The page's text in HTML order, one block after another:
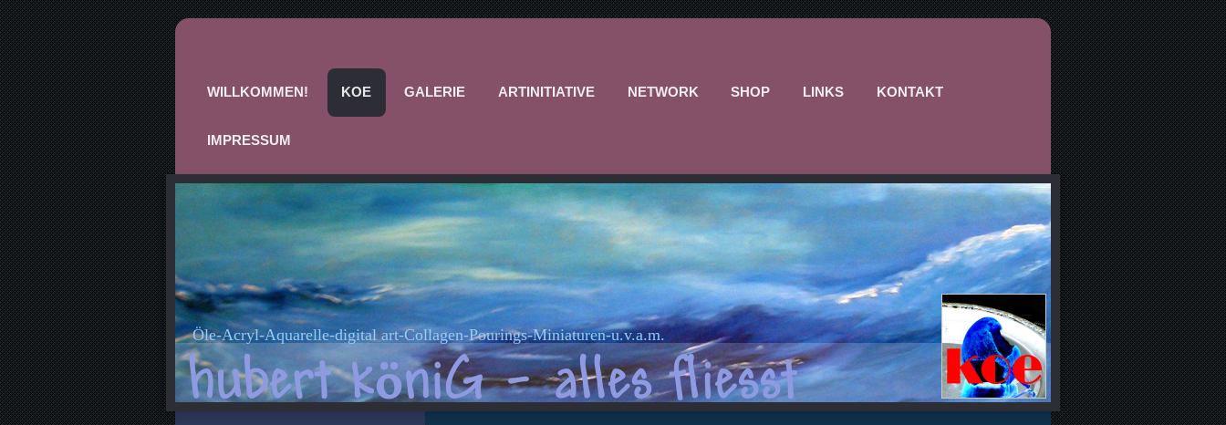
WILLKOMMEN! KOE GALERIE ARTINITIATIVE NETWORK SHOP LINKS KONTAKT
IMPRESSUM
Öle-Acryl-Aquarelle-digital art-Collagen-Pourings-Miniaturen-u.v.a.m.